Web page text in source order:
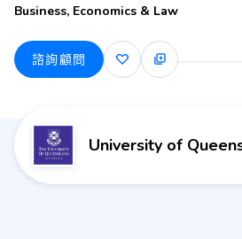
Business, Economics & Law
諮詢顧問
University of